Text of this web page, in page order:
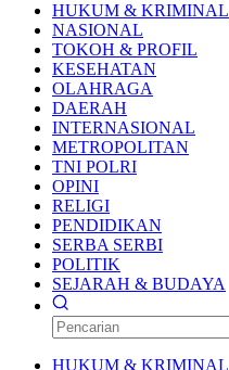
HUKUM & KRIMINAL
NASIONAL
TOKOH & PROFIL
KESEHATAN
OLAHRAGA
DAERAH
INTERNASIONAL
METROPOLITAN
TNI POLRI
OPINI
RELIGI
PENDIDIKAN
SERBA SERBI
POLITIK
SEJARAH & BUDAYA
HUKUM & KRIMINAL